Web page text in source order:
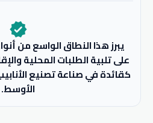
verified
يبرز هذا النطاق الواسع من
على تلبية الطلبات المحلية
كقائدة في صناعة تصنيع
الأوسط.